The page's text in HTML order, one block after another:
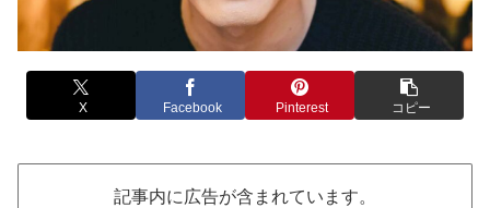
X Facebook Pinterest コピー
記事内に広告が含まれています。